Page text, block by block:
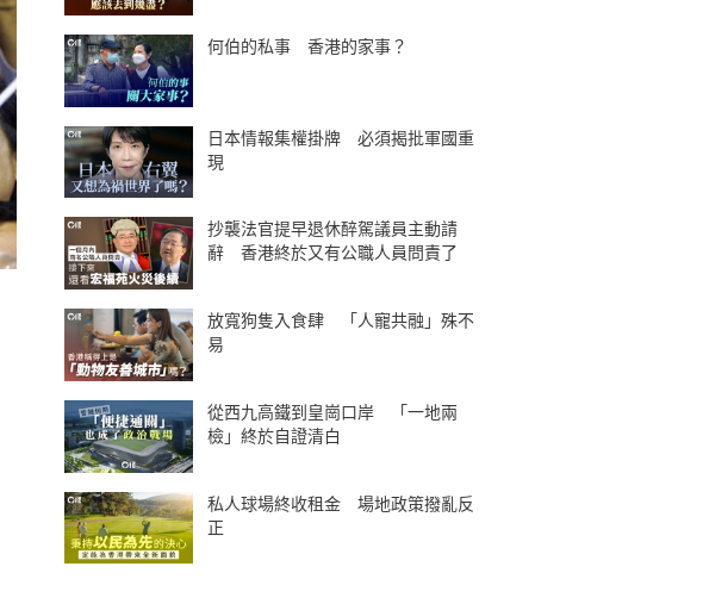
何伯的私事 香港的家事？
日本情報集權掛牌 必須揭批軍國重
現
抄襲法官提早退休醉駕議員主動請
辭 香港終於又有公職人員問責了
放寬狗隻入食肆 「人寵共融」殊不
易
從西九高鐵到皇崗口岸 「一地兩
檢」終於自證清白
私人球場終收租金 場地政策撥亂反
正